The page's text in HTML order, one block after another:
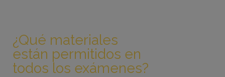
¿Qué materiales
están permitidos en
todos los exámenes?